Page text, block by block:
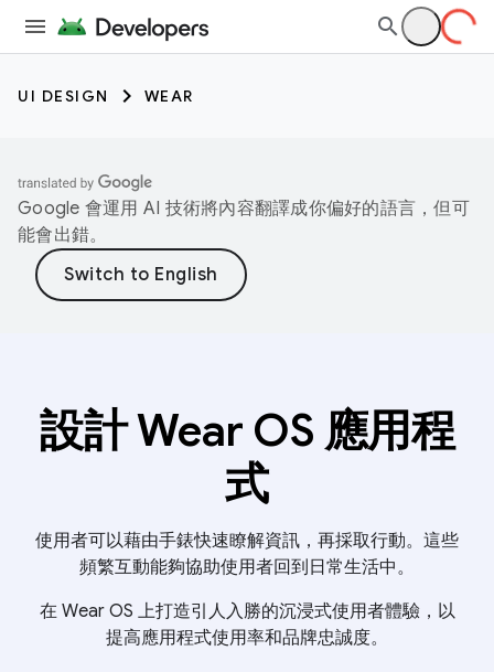
UI DESIGN WEAR
Google 會運用 AI 技術將內容翻譯成你偏好的語言，但可
能會出錯。
設計 Wear OS 應用程
式
使用者可以藉由手錶快速瞭解資訊，再採取行動。這些
頻繁互動能夠協助使用者回到日常生活中。
在 Wear OS 上打造引人入勝的沉浸式使用者體驗，以
提高應用程式使用率和品牌忠誠度。